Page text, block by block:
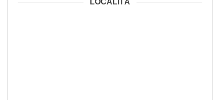
LOCALITÀ